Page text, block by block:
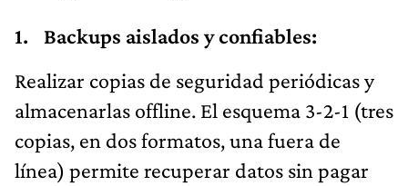
Backups aislados y confiables:
Realizar copias de seguridad periódicas y
almacenarlas offline. El esquema 3-2-1 (tres
copias, en dos formatos, una fuera de
línea) permite recuperar datos sin pagar